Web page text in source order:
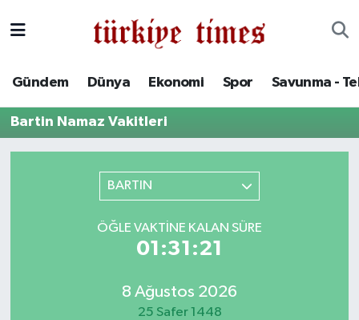
Gündem Dünya Ekonomi Spor Savunma -
Bartin Namaz Vakitleri
BARTIN
ÖĞLE VAKTINE KALAN SÜRE
01:31:21
8 Ağustos 2026
25 Safer 1448
Ekonomi
Savunma - Teknoloji
Süper Lig Puan Durumu ve Fikstür
Tüm Manşetler
Son Dakika Haberleri